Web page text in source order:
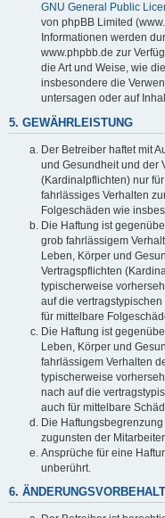
GNU General Public
von phpBB Limited
Informationen werden
www.phpbb.de zur
die Art und Weise, wie
insbesondere die
untersagen oder auf
5. GEWÄHRLEISTUNG
Der Betreiber haftet mit
und Gesundheit und der
(Kardinalpflichten) nur
fahrlässiges Verhalten
Folgeschäden wie
Die Haftung ist
grob fahrlässigem
Leben, Körper und
Vertragspflichten
typischerweise
auf die
für mittelbare
Die Haftung ist
Leben, Körper und
fahrlässigem Verhalten
typischerweise
nach auf die
auch für mittelbare
Die
zugunsten der
Ansprüche für eine
unberührt.
6. ÄNDERUNGSVORBEHALT